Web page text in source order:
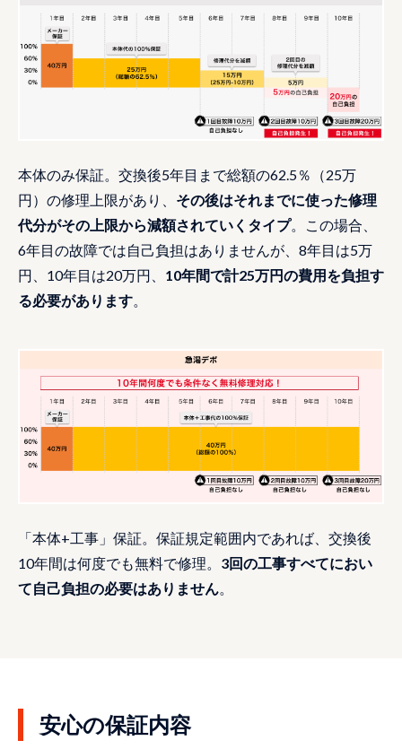
本体のみ保証。交換後5年目まで総額の62.5％（25万
円）の修理上限があり、 その後はそれまでに使った修理
代分がその上限から減額されていくタイプ。この場合、
6年目の故障では自己負担はありませんが、8年目は5万
円、10年目は20万円、 10年間で計25万円の費用を負担す
る必要があります
「本体+工事」保証。保証規定範囲内であれば、交換後
10年間は何度でも無料で修理。 3回の工事すべてにおい
て自己負担の必要はありません
安心の保証内容